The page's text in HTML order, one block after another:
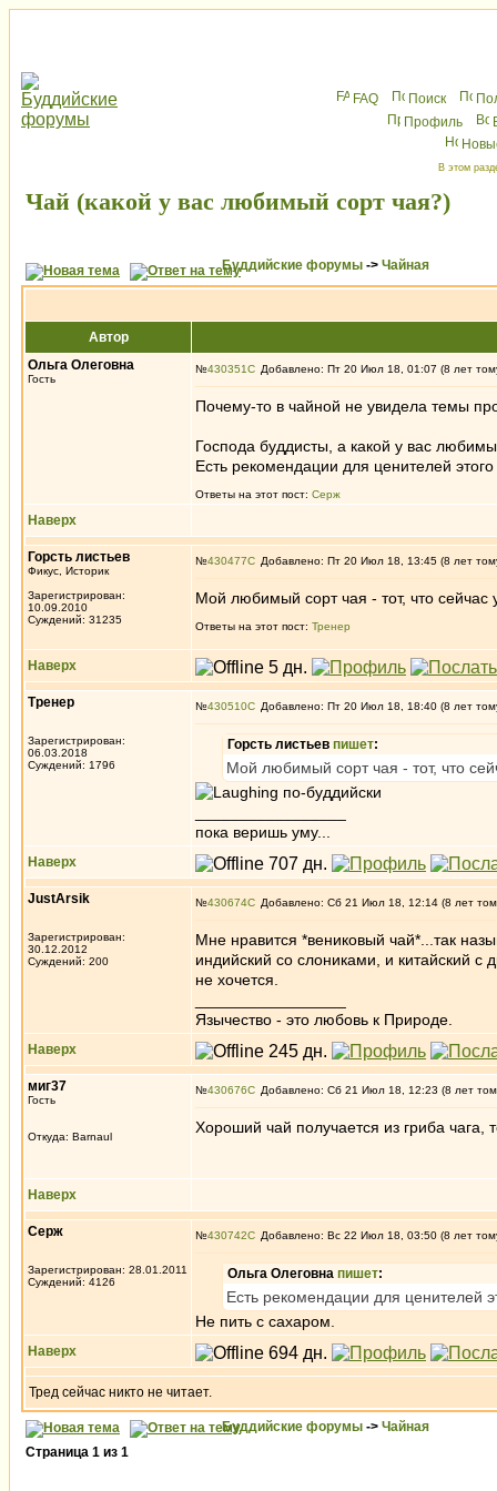
FAQ Поиск
Профиль
В этом
Чай (какой у вас любимый сорт чая?)
Буддийские форумы -> Чайная
Автор
Ольга Олеговна
Гость
№430351 Добавлено: Пт 20 Июл 18, 01:07 (8 лет
Почему-то в чайной не увидела темы
Господа буддисты, а какой у вас
Есть рекомендации для ценителей
Ответы на этот пост: Серж
Наверх
Горсть листьев
Фикус, Историк
Зарегистрирован:
10.09.2010
Суждений: 31235
№430477 Добавлено: Пт 20 Июл 18, 13:45 (8 лет
Мой любимый сорт чая - тот, что сейчас
Ответы на этот пост: Тренер
Наверх
Тренер
Зарегистрирован:
06.03.2018
Суждений: 1796
№430510 Добавлено: Пт 20 Июл 18, 18:40 (8 лет
Горсть листьев пишет:
Мой любимый сорт чая - тот, что
по-буддийски
пока веришь уму...
Наверх
JustArsik
Зарегистрирован:
30.12.2012
Суждений: 200
№430674 Добавлено: Сб 21 Июл 18, 12:14 (8 лет
Мне нравится *вениковый чай*...так
индийский со слониками, и китайский с
не хочется.
Язычество - это любовь к Природе.
Наверх
миг37
Гость
Откуда: Barnaul
№430676 Добавлено: Сб 21 Июл 18, 12:23 (8 лет
Хороший чай получается из гриба
Наверх
Серж
Зарегистрирован: 28.01.2011
Суждений: 4126
№430742 Добавлено: Вс 22 Июл 18, 03:50 (8 лет
Ольга Олеговна пишет:
Есть рекомендации для ценителей
Не пить с сахаром.
Наверх
Тред сейчас никто не читает.
Буддийские форумы -> Чайная
Страница 1 из 1